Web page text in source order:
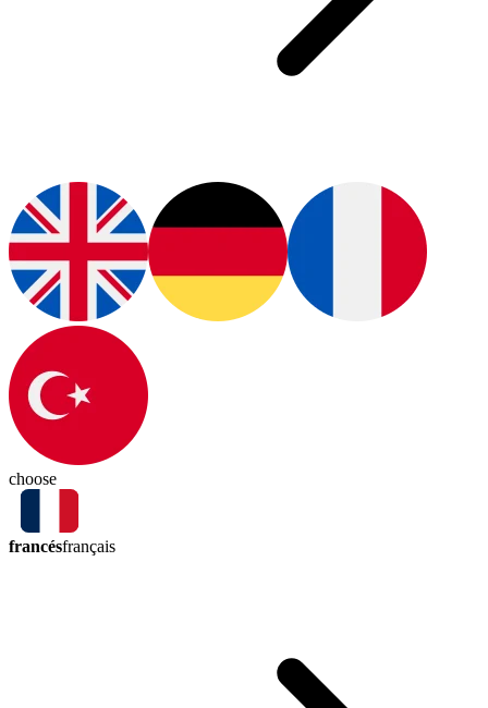
choose
francésfrançais